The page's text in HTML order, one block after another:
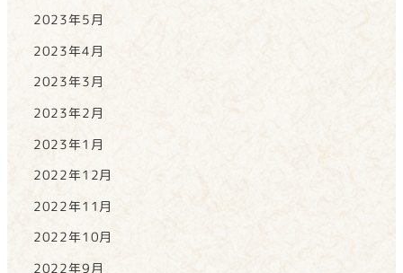
2023年5月
2023年4月
2023年3月
2023年2月
2023年1月
2022年12月
2022年11月
2022年10月
2022年9月